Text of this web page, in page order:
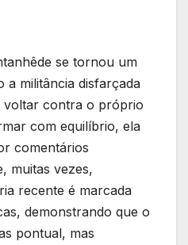
se tornou um
a militância disfarçada
voltar contra o próprio
com equilíbrio, ela
comentários
muitas vezes,
recente é marcada
demonstrando que o
pontual, mas